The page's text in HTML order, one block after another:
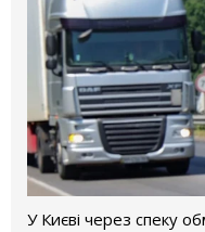
У Києві через спеку